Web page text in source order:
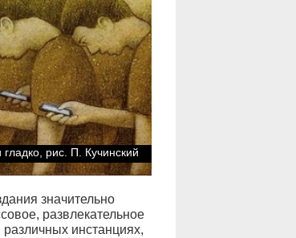
рис. П. Кучинский
значительно
развлекательное
инстанциях,